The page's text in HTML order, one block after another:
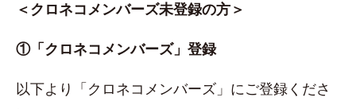
＜クロネコメンバーズ未登録の方＞
①「クロネコメンバーズ」登録
以下より「クロネコメンバーズ」にご登録くださ